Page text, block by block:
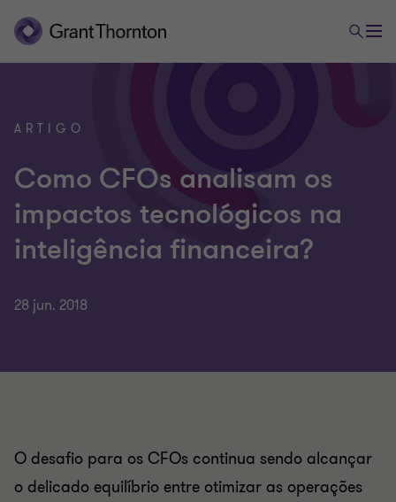
ARTIGO
Como CFOs analisam os
impactos tecnológicos na
inteligência financeira?
28 jun. 2018
O desafio para os CFOs continua sendo alcançar
o delicado equilíbrio entre otimizar as operações